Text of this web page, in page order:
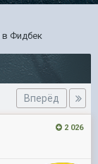
в Фидбек
Вперёд
2 026